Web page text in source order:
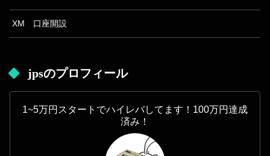
XM 口座開設
jpsのプロフィール
1~5万円スタートでハイレバしてます！100万円達成
済み！